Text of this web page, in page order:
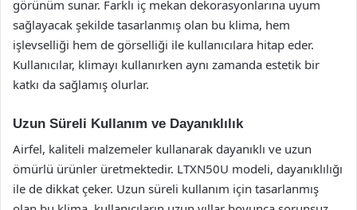
görünüm sunar. Farklı iç mekan dekorasyonlarına uyum
sağlayacak şekilde tasarlanmış olan bu klima, hem
işlevselliği hem de görselliği ile kullanıcılara hitap eder.
Kullanıcılar, klimayı kullanırken aynı zamanda estetik bir
katkı da sağlamış olurlar.
Uzun Süreli Kullanım ve Dayanıklılık
Airfel, kaliteli malzemeler kullanarak dayanıklı ve uzun
ömürlü ürünler üretmektedir. LTXN50U modeli, dayanıklılığı
ile de dikkat çeker. Uzun süreli kullanım için tasarlanmış